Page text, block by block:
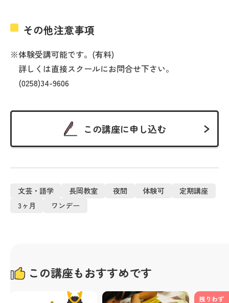
その他注意事項
※体験受講可能です。(有料)
詳しくは直接スクールにお問合せ下さい。
(0258)34-9606
この講座に申し込む
文芸・語学 長岡教室 夜間 体験可
定期講座
3ヶ月
ワンデー
この講座もおすすめです
残りわず